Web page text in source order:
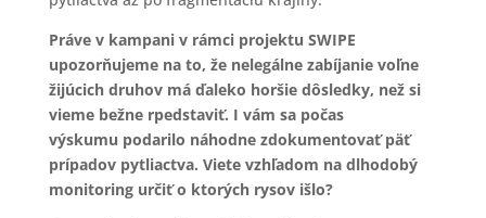
Práve v kampani v rámci projektu SWIPE
upozorňujeme na to, že nelegálne zabíjanie voľne
žijúcich druhov má ďaleko horšie dôsledky, než si
vieme bežne rpedstaviť. I vám sa počas
výskumu podarilo náhodne zdokumentovať päť
prípadov pytliactva. Viete vzhľadom na dlhodobý
monitoring určiť o ktorých rysov išlo?